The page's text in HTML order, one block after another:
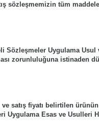
sözleşmemizin tüm
Sözleşmeler Uygulama Usul
zorunluluğuna istinaden
ve satış fiyatı belirtilen
Uygulama Esas ve Usulleri